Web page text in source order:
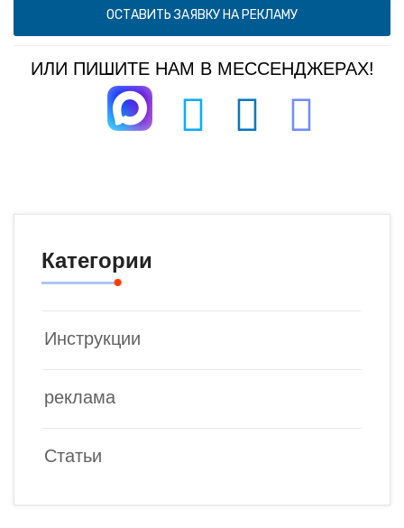
ОСТАВИТЬ ЗАЯВКУ НА РЕКЛАМУ
ИЛИ ПИШИТЕ НАМ В МЕССЕНДЖЕРАХ!
Категории
Инструкции
реклама
Статьи